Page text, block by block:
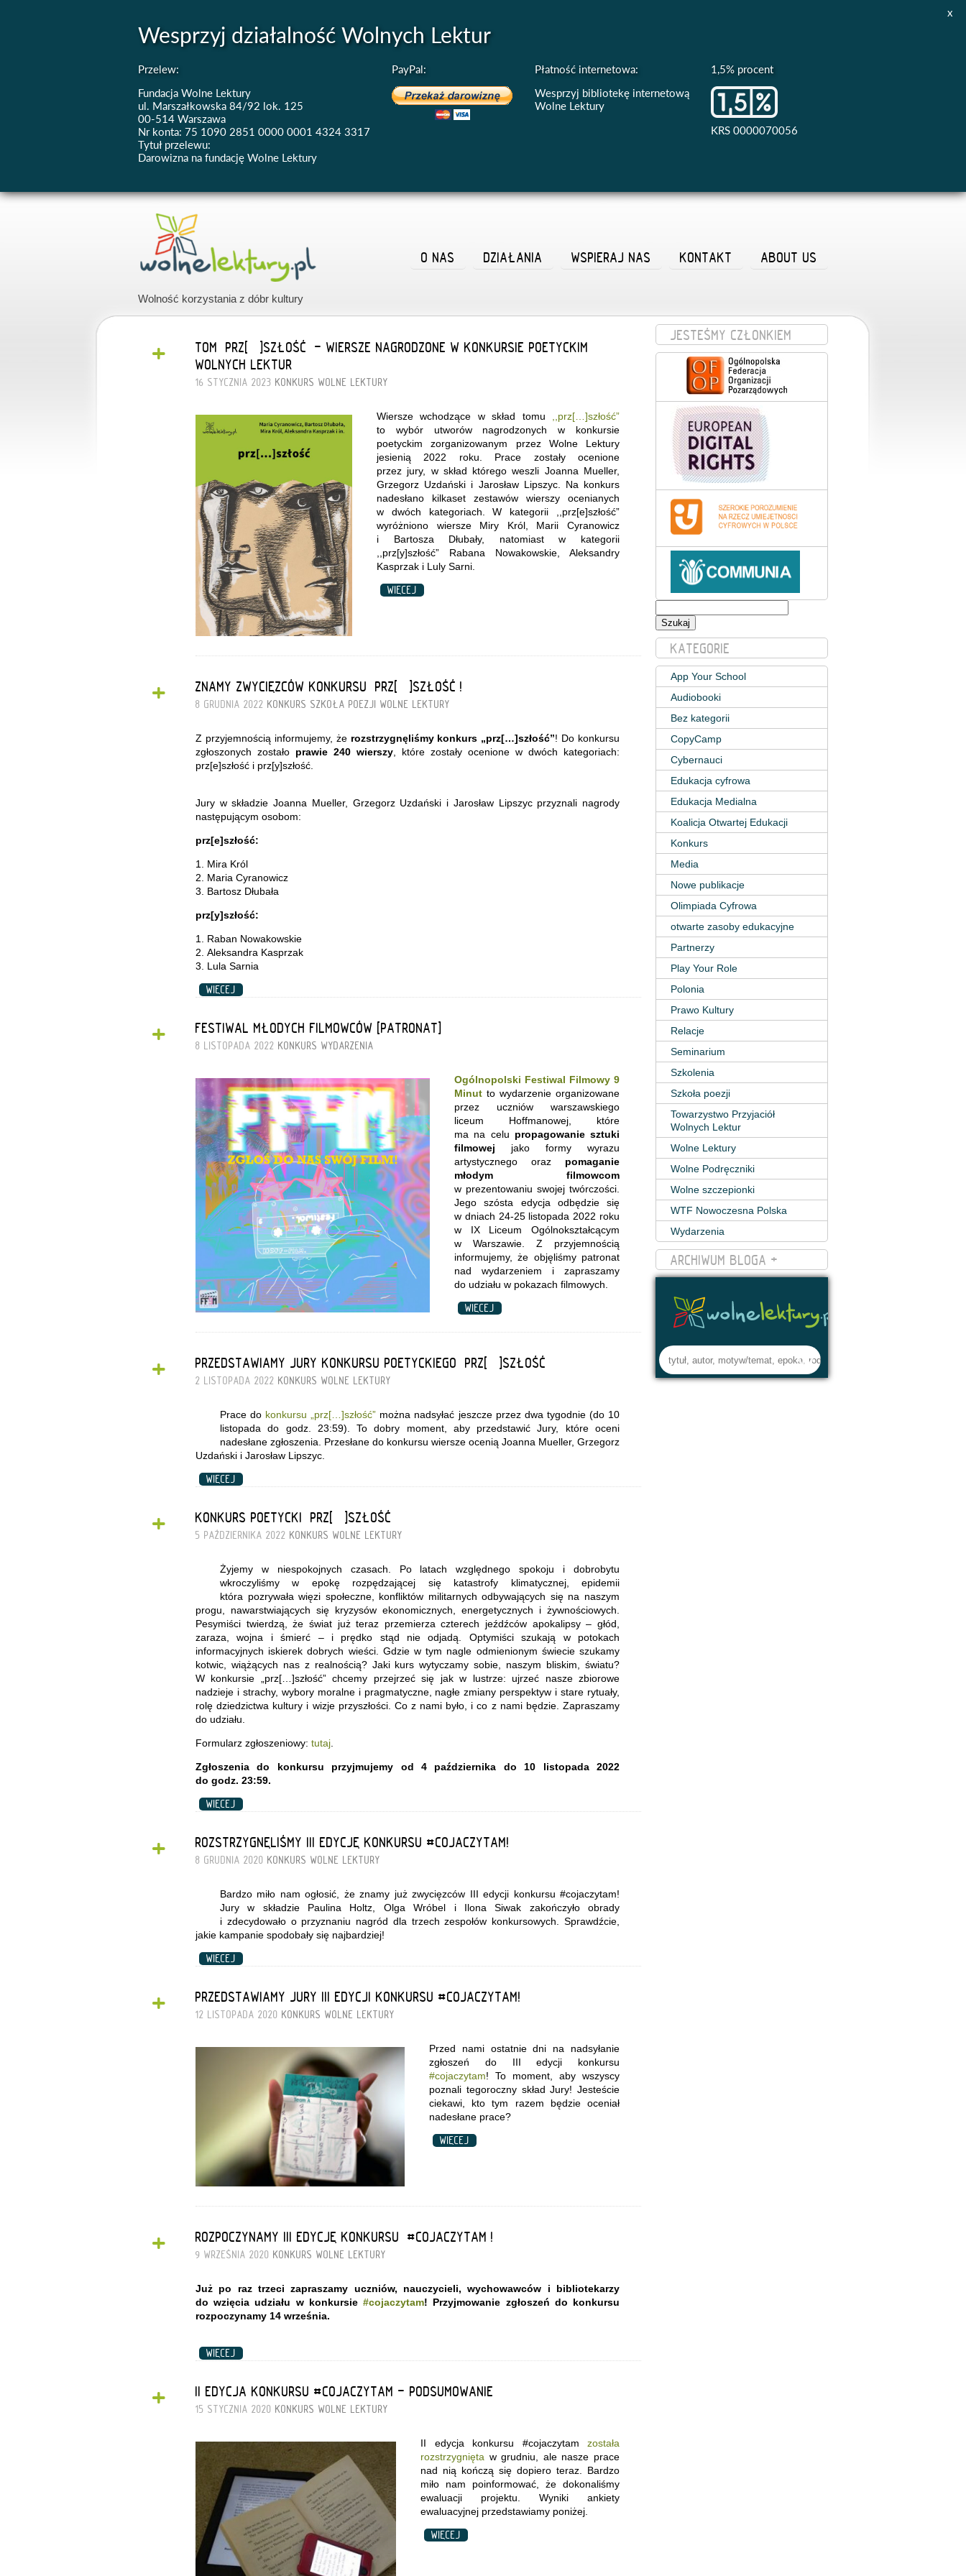
Wesprzyj działalność Wolnych Lektur
Przelew:
Fundacja Wolne Lektury
ul. Marszałkowska 84/92 lok. 125
00-514 Warszawa
Nr konta: 75 1090 2851 0000 0001 4324 3317
Tytuł przelewu:
Darowizna na fundację Wolne Lektury
PayPal:
Płatność internetowa:
Wesprzyj bibliotekę internetową
Wolne Lektury
1,5% procent
KRS 0000070056
x
Wolność korzystania z dóbr kultury
ABOUT US
KONTAKT
WSPIERAJ NAS
DZIAŁANIA
O NAS
+
TOM „PRZ[…]SZŁOŚĆ” - WIERSZE NAGRODZONE W KONKURSIE POETYCKIM
WOLNYCH LEKTUR
16 STYCZNIA 2023 KONKURS WOLNE LEKTURY
Wiersze wchodzące w skład tomu
,,prz[…]szłość”
to wybór utworów nagrodzonych w konkursie
poetyckim zorganizowanym przez Wolne Lektury
jesienią 2022 roku. Prace zostały ocenione
przez jury, w skład którego weszli Joanna Mueller,
Grzegorz Uzdański i Jarosław Lipszyc. Na konkurs
nadesłano kilkaset zestawów wierszy ocenianych
w dwóch kategoriach. W kategorii ,,prz[e]szłość”
wyróżniono wiersze Miry Król, Marii Cyranowicz
i Bartosza Dłubały, natomiast w kategorii
,,prz[y]szłość” Rabana Nowakowskie, Aleksandry
Kasprzak i Luly Sarni.
WIĘCEJ
+ ZNAMY ZWYCIĘZCÓW KONKURSU „PRZ[…]SZŁOŚĆ”!
8 GRUDNIA 2022 KONKURS SZKOŁA POEZJI WOLNE LEKTURY
Z przyjemnością informujemy, że rozstrzygnęliśmy konkurs „prz[…]szłość”! Do konkursu
zgłoszonych zostało prawie 240 wierszy , które zostały ocenione w dwóch kategoriach:
prz[e]szłość i prz[y]szłość.
Jury w składzie Joanna Mueller, Grzegorz Uzdański i Jarosław Lipszyc przyznali nagrody
następującym osobom:
prz[e]szłość:
1. Mira Król
2. Maria Cyranowicz
3. Bartosz Dłubała
prz[y]szłość:
1. Raban Nowakowskie
2. Aleksandra Kasprzak
3. Lula Sarnia
WIĘCEJ
+ FESTIWAL MŁODYCH FILMOWCÓW [PATRONAT]
8 LISTOPADA 2022 KONKURS WYDARZENIA
Ogólnopolski Festiwal Filmowy 9
Minut to wydarzenie organizowane
przez uczniów warszawskiego
liceum Hoffmanowej, które
ma na celu propagowanie sztuki
filmowej jako formy wyrazu
artystycznego oraz pomaganie
młodym filmowcom
w prezentowaniu swojej twórczości.
Jego szósta edycja odbędzie się
w dniach 24-25 listopada 2022 roku
w IX Liceum Ogólnokształcącym
w Warszawie. Z przyjemnością
informujemy, że objęliśmy patronat
nad wydarzeniem i zapraszamy
do udziału w pokazach filmowych.
WIĘCEJ
+ PRZEDSTAWIAMY JURY KONKURSU POETYCKIEGO „PRZ[…]SZŁOŚĆ”
2 LISTOPADA 2022 KONKURS WOLNE LEKTURY
Prace do konkursu „prz[…]szłość” można nadsyłać jeszcze przez dwa tygodnie (do 10
listopada do godz. 23:59). To dobry moment, aby przedstawić Jury, które oceni
nadesłane zgłoszenia. Przesłane do konkursu wiersze ocenią Joanna Mueller, Grzegorz
Uzdański i Jarosław Lipszyc.
WIĘCEJ
+ KONKURS POETYCKI „PRZ[…]SZŁOŚĆ”
5 PAŹDZIERNIKA 2022 KONKURS WOLNE LEKTURY
Żyjemy w niespokojnych czasach. Po latach względnego spokoju i dobrobytu
wkroczyliśmy w epokę rozpędzającej się katastrofy klimatycznej, epidemii
która pozrywała więzi społeczne, konfliktów militarnych odbywających się na naszym
progu, nawarstwiających się kryzysów ekonomicznych, energetycznych i żywnościowych.
Pesymiści twierdzą, że świat już teraz przemierza czterech jeźdźców apokalipsy – głód,
zaraza, wojna i śmierć – i prędko stąd nie odjadą. Optymiści szukają w potokach
informacyjnych iskierek dobrych wieści. Gdzie w tym nagle odmienionym świecie szukamy
kotwic, wiążących nas z realnością? Jaki kurs wytyczamy sobie, naszym bliskim, światu?
W konkursie „prz[…]szłość” chcemy przejrzeć się jak w lustrze: ujrzeć nasze zbiorowe
nadzieje i strachy, wybory moralne i pragmatyczne, nagłe zmiany perspektyw i stare rytuały,
rolę dziedzictwa kultury i wizje przyszłości. Co z nami było, i co z nami będzie. Zapraszamy
do udziału.
Formularz zgłoszeniowy: tutaj
Zgłoszenia do konkursu przyjmujemy od 4 października do 10 listopada 2022
do godz. 23:59.
WIĘCEJ
+ ROZSTRZYGNĘLIŚMY III EDYCJĘ KONKURSU #COJACZYTAM!
8 GRUDNIA 2020 KONKURS WOLNE LEKTURY
Bardzo miło nam ogłosić, że znamy już zwycięzców III edycji konkursu #cojaczytam!
Jury w składzie Paulina Holtz, Olga Wróbel i Ilona Siwak zakończyło obrady
i zdecydowało o przyznaniu nagród dla trzech zespołów konkursowych. Sprawdźcie,
jakie kampanie spodobały się najbardziej!
WIĘCEJ
+ PRZEDSTAWIAMY JURY III EDYCJI KONKURSU #COJACZYTAM!
12 LISTOPADA 2020 KONKURS WOLNE LEKTURY
Przed nami ostatnie dni na nadsyłanie
zgłoszeń do III edycji konkursu
#cojaczytam! To moment, aby wszyscy
poznali tegoroczny skład Jury! Jesteście
ciekawi, kto tym razem będzie oceniał
nadesłane prace?
WIĘCEJ
+ ROZPOCZYNAMY III EDYCJĘ KONKURSU „#COJACZYTAM”!
9 WRZEŚNIA 2020 KONKURS WOLNE LEKTURY
Już po raz trzeci zapraszamy uczniów, nauczycieli, wychowawców i bibliotekarzy
do wzięcia udziału w konkursie#cojaczytam! Przyjmowanie zgłoszeń do konkursu
rozpoczynamy 14 września.
WIĘCEJ
+ II EDYCJA KONKURSU #COJACZYTAM - PODSUMOWANIE
15 STYCZNIA 2020 KONKURS WOLNE LEKTURY
II edycja konkursu #cojaczytam została
rozstrzygnięta w grudniu, ale nasze prace
nad nią kończą się dopiero teraz. Bardzo
miło nam poinformować, że dokonaliśmy
ewaluacji projektu. Wyniki ankiety
ewaluacyjnej przedstawiamy poniżej.
WIĘCEJ
JESTEŚMY CZŁONKIEM
KATEGORIE
App Your School
Audiobooki
Bez kategorii
CopyCamp
Cybernauci
Edukacja cyfrowa
Edukacja Medialna
Koalicja Otwartej Edukacji
Konkurs
Media
Nowe publikacje
Olimpiada Cyfrowa
otwarte zasoby edukacyjne
Partnerzy
Play Your Role
Polonia
Prawo Kultury
Relacje
Seminarium
Szkolenia
Szkoła poezji
Towarzystwo Przyjaciół
Wolnych Lektur
Wolne Lektury
Wolne Podręczniki
Wolne szczepionki
WTF Nowoczesna Polska
Wydarzenia
ARCHIWUM BLOGA +